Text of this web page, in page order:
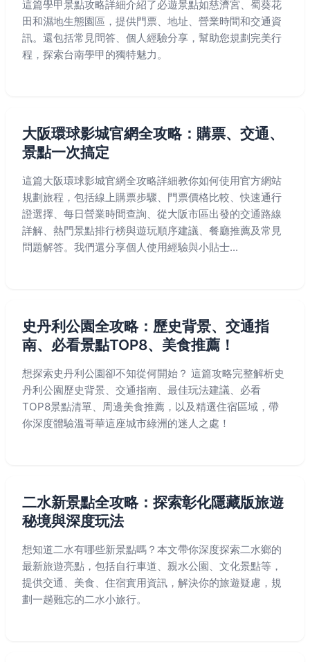
這篇學甲景點攻略詳細介紹了必遊景點如慈濟宮、蜀葵花
田和濕地生態園區，提供門票、地址、營業時間和交通資
訊。還包括常見問答、個人經驗分享，幫助您規劃完美行
程，探索台南學甲的獨特魅力。
大阪環球影城官網全攻略：購票、交通、
景點一次搞定
這篇大阪環球影城官網全攻略詳細教你如何使用官方網站
規劃旅程，包括線上購票步驟、門票價格比較、快速通行
證選擇、每日營業時間查詢、從大阪市區出發的交通路線
詳解、熱門景點排行榜與遊玩順序建議、餐廳推薦及常見
問題解答。我們還分享個人使用經驗與小貼士...
史丹利公園全攻略：歷史背景、交通指
南、必看景點TOP8、美食推薦！
想探索史丹利公園卻不知從何開始？ 這篇攻略完整解析史
丹利公園歷史背景、交通指南、最佳玩法建議、必看
TOP8景點清單、周邊美食推薦，以及精選住宿區域，帶
你深度體驗溫哥華這座城市綠洲的迷人之處！
二水新景點全攻略：探索彰化隱藏版旅遊
秘境與深度玩法
想知道二水有哪些新景點嗎？本文帶你深度探索二水鄉的
最新旅遊亮點，包括自行車道、親水公園、文化景點等，
提供交通、美食、住宿實用資訊，解決你的旅遊疑慮，規
劃一趟難忘的二水小旅行。